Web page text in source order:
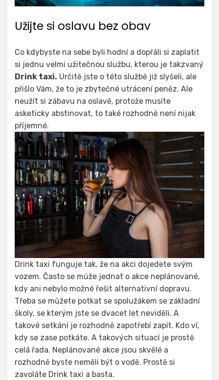
Užijte si oslavu bez obav
Co kdybyste na sebe byli hodní a dopřáli si zaplatit
si jednu velmi užitečnou službu, kterou je takzvaný
Drink taxi. Určitě jste o této službě již slyšeli, ale
přišlo Vám, že to je zbytečné utrácení peněz. Ale
neužít si zábavu na oslavě, protože musíte
asketicky abstinovat, to také rozhodně není nijak
příjemné.
Drink taxi funguje tak, že na akci dojedete svým
vozem. Často se může jednat o akce neplánované,
kdy ani nebylo možné řešit alternativní dopravu.
Třeba se můžete potkat se spolužákem se základní
školy, se kterým jste se dvacet let neviděli. A
takové setkání je rozhodně zapotřebí zapít. Kdo ví,
kdy se zase potkáte. A takových situací je prostě
celá řada. Neplánované akce jsou skvělé a
rozhodně byste neměli být o vodě. Prostě si
zavoláte Drink taxi a basta.